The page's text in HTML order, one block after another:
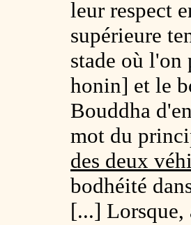
leur respect
supérieure
stade où l'on
honin] et le
Bouddha
mot du
des deux
bodhéité
[...] Lorsque,